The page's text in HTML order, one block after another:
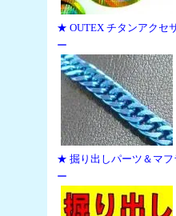
★ OUTEX チタンアクセ
ー
★ 掘り出しパーツ＆マフ
ー